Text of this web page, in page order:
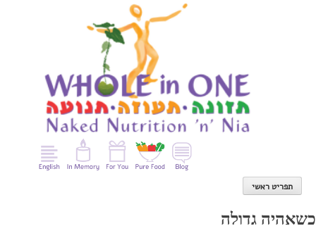
תפריט ראשי
כשאהיה גדולה